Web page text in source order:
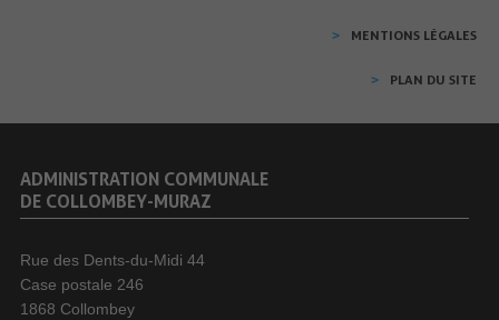
MENTIONS LÉGALES
PLAN DU SITE
ADMINISTRATION COMMUNALE
DE COLLOMBEY-MURAZ
Rue des Dents-du-Midi 44
Case postale 246
1868 Collombey